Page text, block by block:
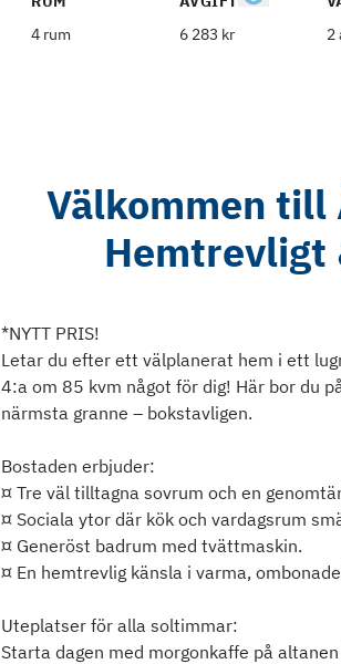
4 rum
6 283 kr
2
Välkommen till
Hemtrevligt
*NYTT PRIS!
Letar du efter ett välplanerat hem i ett
4:a om 85 kvm något för dig! Här bor du
närmsta granne – bokstavligen.
Bostaden erbjuder:
¤ Tre väl tilltagna sovrum och en
¤ Sociala ytor där kök och vardagsrum
¤ Generöst badrum med tvättmaskin.
¤ En hemtrevlig känsla i varma,
Uteplatser för alla soltimmar:
Starta dagen med morgonkaffe på